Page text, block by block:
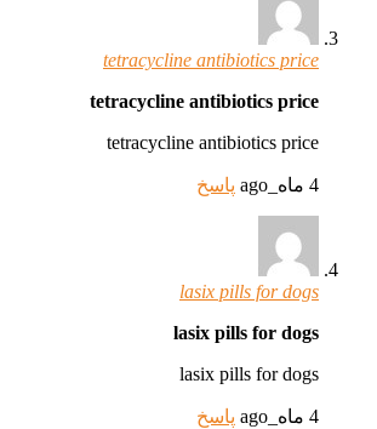
tetracycline antibiotics price
tetracycline antibiotics price
tetracycline antibiotics price
4 ماه_ago پاسخ
lasix pills for dogs
lasix pills for dogs
lasix pills for dogs
4 ماه_ago پاسخ